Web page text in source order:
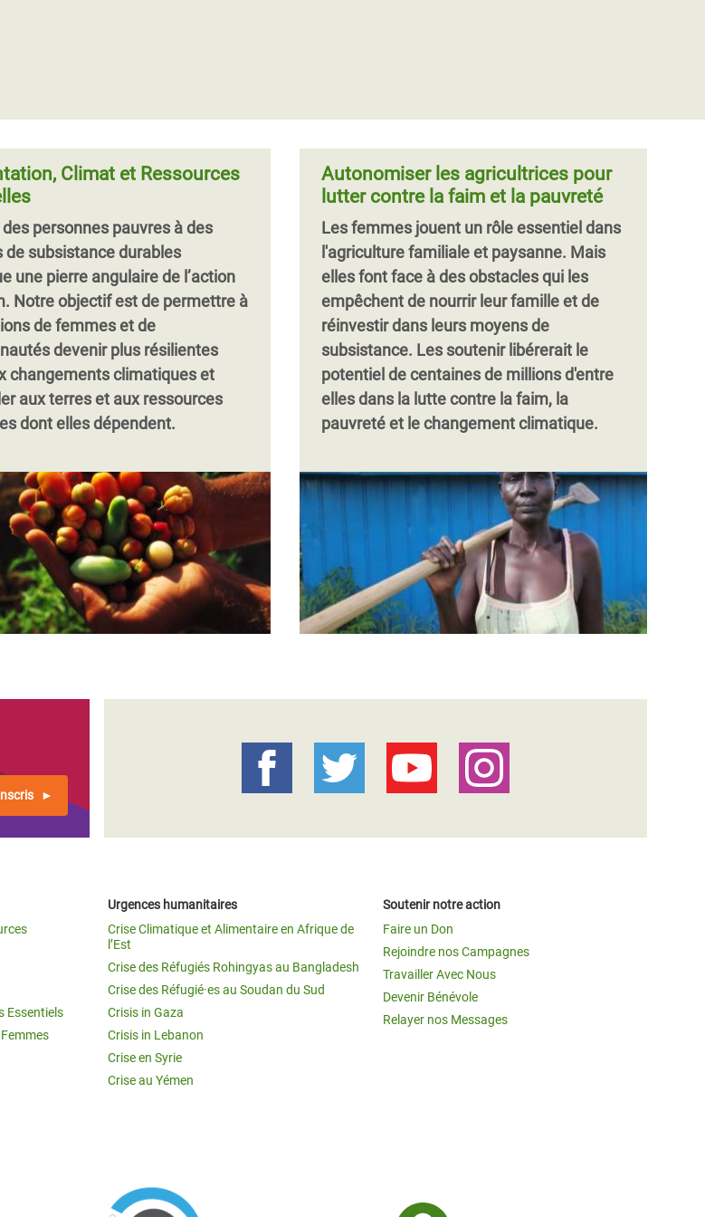
l’intégralité de leur
Découvrez son histoire et signez
à ses droits, à ses moyens de
Les populations
ne peuvent pas se permettre de
par plus de 300 organisations à travers le
solidarité avec le combat des peuples
autochtones et des communautés locales
droits fonciers.
Climat et Ressources
personnes pauvres à des
de subsistance durables
une pierre angulaire de l’action
Notre objectif est de permettre à
de femmes et de
devenir plus résilientes
changements climatiques et
aux terres et aux ressources
dont elles dépendent.
Autonomiser les agricultrices pour
lutter contre la faim et la pauvreté
Les femmes jouent un rôle essentiel dans
l'agriculture familiale et paysanne. Mais
elles font face à des obstacles qui les
empêchent de nourrir leur famille et de
réinvestir dans leurs moyens de
subsistance. Les soutenir libérerait le
potentiel de centaines de millions d'entre
elles dans la lutte contre la faim, la
pauvreté et le changement climatique.
Essentiels
Urgences humanitaires
Crise Climatique et Alimentaire en Afrique de
l’Est
Crise des Réfugiés Rohingyas au Bangladesh
Crise des Réfugié·es au Soudan du Sud
Crisis in Gaza
Crisis in Lebanon
Crise en Syrie
Crise au Yémen
Soutenir notre action
Faire un Don
Rejoindre nos Campagnes
Travailler Avec Nous
Devenir Bénévole
Relayer nos Messages